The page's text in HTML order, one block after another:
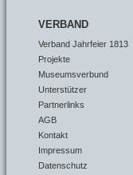
VERBAND
Verband Jahrfeier 1813
Projekte
Museumsverbund
Unterstützer
Partnerlinks
AGB
Kontakt
Impressum
Datenschutz